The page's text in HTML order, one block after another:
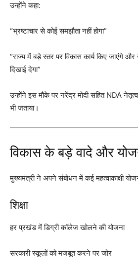
उन्होंने कहा:
“भ्रष्टाचार से कोई समझौता नहीं होगा”
“राज्य में बड़े स्तर पर विकास कार्य किए जाएंगे
दिखाई देगा”
उन्होंने इस मौके पर नरेंद्र मोदी सहित NDA
भी जताया।
विकास के बड़े वादे और
मुख्यमंत्री ने अपने संबोधन में कई महत्वाकांक्षी
शिक्षा
हर प्रखंड में डिग्री कॉलेज खोलने की योजना
सरकारी स्कूलों को मजबूत करने पर जोर